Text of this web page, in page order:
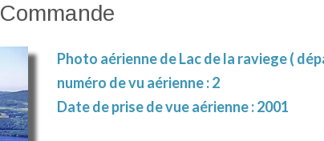
Commande
Photo aérienne de Lac de la raviege (
numéro de vu aérienne : 2
Date de prise de vue aérienne : 2001